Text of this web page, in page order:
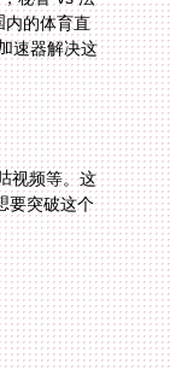
视频等。这
要突破这个